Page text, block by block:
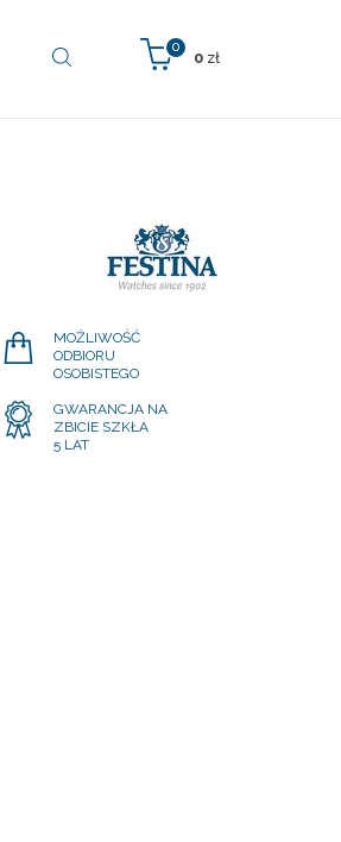
0
0 zł
MOŻLIWOŚĆ
ODBIORU
OSOBISTEGO
GWARANCJA NA
ZBICIE SZKŁA
5 LAT